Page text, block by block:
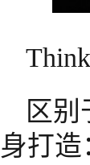
区别
身打